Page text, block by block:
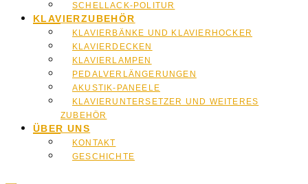
SCHELLACK-POLITUR
KLAVIERZUBEHÖR
KLAVIERBÄNKE UND KLAVIERHOCKER
KLAVIERDECKEN
KLAVIERLAMPEN
PEDALVERLÄNGERUNGEN
AKUSTIK-PANEELE
KLAVIERUNTERSETZER UND WEITERES
ZUBEHÖR
ÜBER UNS
KONTAKT
GESCHICHTE